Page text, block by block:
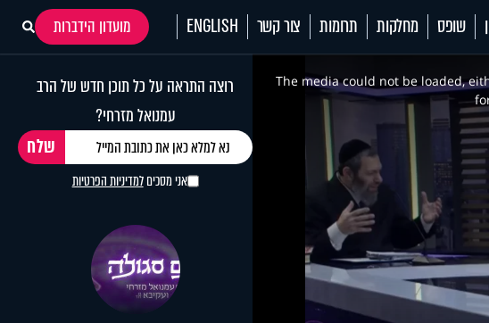
שופס מחלקות תרומות צור קשר ENGLISH
מועדון הידברות
This
modalThe media could not be loaded,
רוצה התראה על כל תוכן חדש של הרב
עמנואל מזרחי?
אני מסכיםלמדיניות הפרטיות